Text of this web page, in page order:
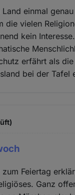
einmal
die vielen
kein Interesse.
erfährt als
bei der Tafel
Feiertag
Ganz